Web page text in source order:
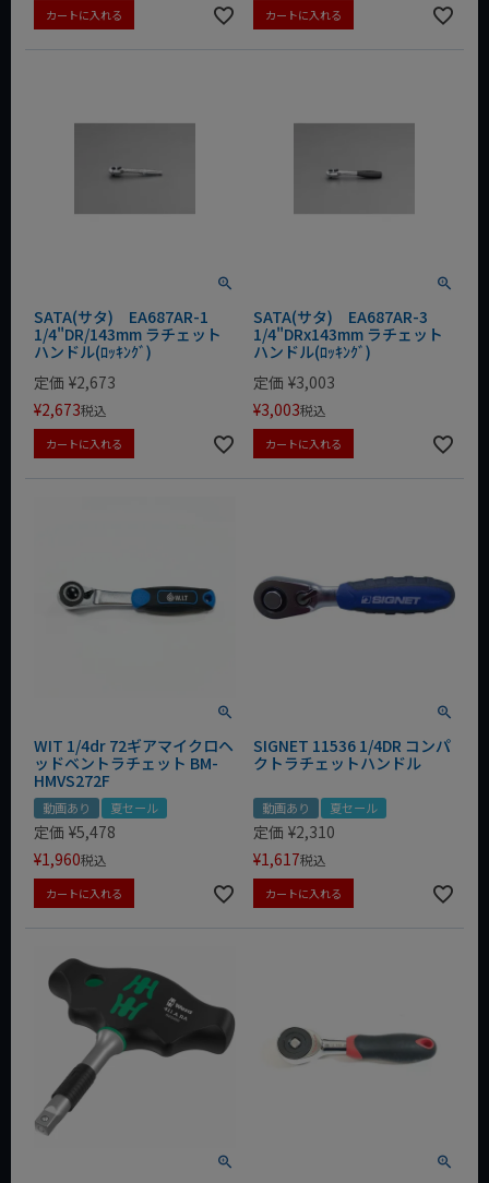
カートに入れる カートに入れる
SATA(サタ) EA687AR-1
1/4"DR/143mm ラチェット
ハンドル(ﾛｯｷﾝｸﾞ)
定価 ¥2,673
¥2,673税込
カートに入れる
SATA(サタ) EA687AR-3
1/4"DRx143mm ラチェット
ハンドル(ﾛｯｷﾝｸﾞ)
定価 ¥3,003
¥3,003税込
カートに入れる
WIT 1/4dr 72ギアマイクロヘ
ッドベントラチェット BM-
HMVS272F
動画あり 夏セール
定価 ¥5,478
¥1,960税込
カートに入れる
SIGNET 11536 1/4DR コンパ
クトラチェットハンドル
動画あり 夏セール
定価 ¥2,310
¥1,617税込
カートに入れる